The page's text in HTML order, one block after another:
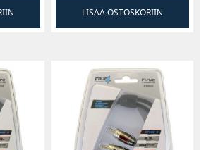
LISÄÄ OSTOSKORIIN